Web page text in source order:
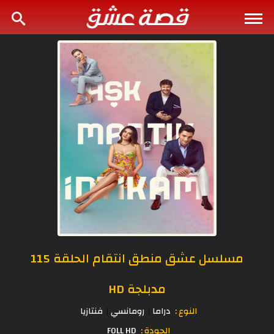
مسلسل عشق منطق انتقام الحلقة 115
مدبلجة HD
النوع : دراما رومانسي فنتازيا